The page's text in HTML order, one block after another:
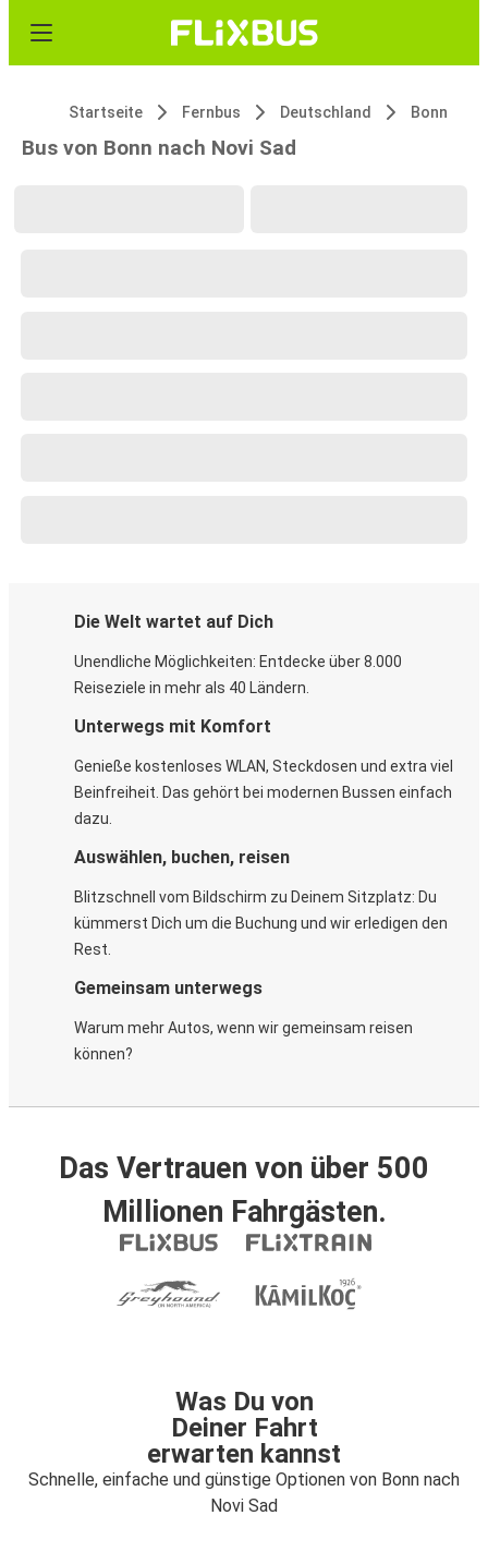
Startseite Fernbus Deutschland Bonn
Bus von Bonn nach Novi Sad
Die Welt wartet auf Dich
Unendliche Möglichkeiten: Entdecke über 8.000
Reiseziele in mehr als 40 Ländern.
Unterwegs mit Komfort
Genieße kostenloses WLAN, Steckdosen und extra viel
Beinfreiheit. Das gehört bei modernen Bussen einfach
dazu.
Auswählen, buchen, reisen
Blitzschnell vom Bildschirm zu Deinem Sitzplatz: Du
kümmerst Dich um die Buchung und wir erledigen den
Rest.
Gemeinsam unterwegs
Warum mehr Autos, wenn wir gemeinsam reisen
können?
Das Vertrauen von über 500
Millionen Fahrgästen.
Was Du von
Deiner Fahrt
erwarten kannst
Schnelle, einfache und günstige Optionen von Bonn nach
Novi Sad